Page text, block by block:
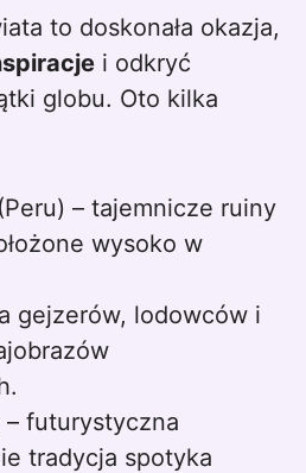
to doskonała okazja,
i odkryć
globu. Oto kilka
(Peru) – tajemnicze ruiny
wysoko w
gejzerów, lodowców i
– futurystyczna
tradycja spotyka